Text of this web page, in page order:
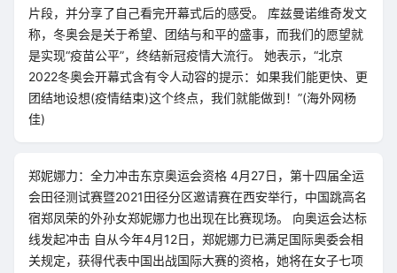
片段，并分享了自己看完开幕式后的感受。 库兹曼诺维奇发文
称，冬奥会是关于希望、团结与和平的盛事，而我们的愿望就
是实现“疫苗公平”，终结新冠疫情大流行。 她表示，“北京
2022冬奥会开幕式含有令人动容的提示：如果我们能更快、更
团结地设想(疫情结束)这个终点，我们就能做到！”(海外网杨
佳)
郑妮娜力：全力冲击东京奥运会资格 4月27日，第十四届全运
会田径测试赛暨2021田径分区邀请赛在西安举行，中国跳高名
宿郑凤荣的外孙女郑妮娜力也出现在比赛现场。 向奥运会达标
线发起冲击 自从今年4月12日，郑妮娜力已满足国际奥委会相
关规定，获得代表中国出战国际大赛的资格，她将在女子七项